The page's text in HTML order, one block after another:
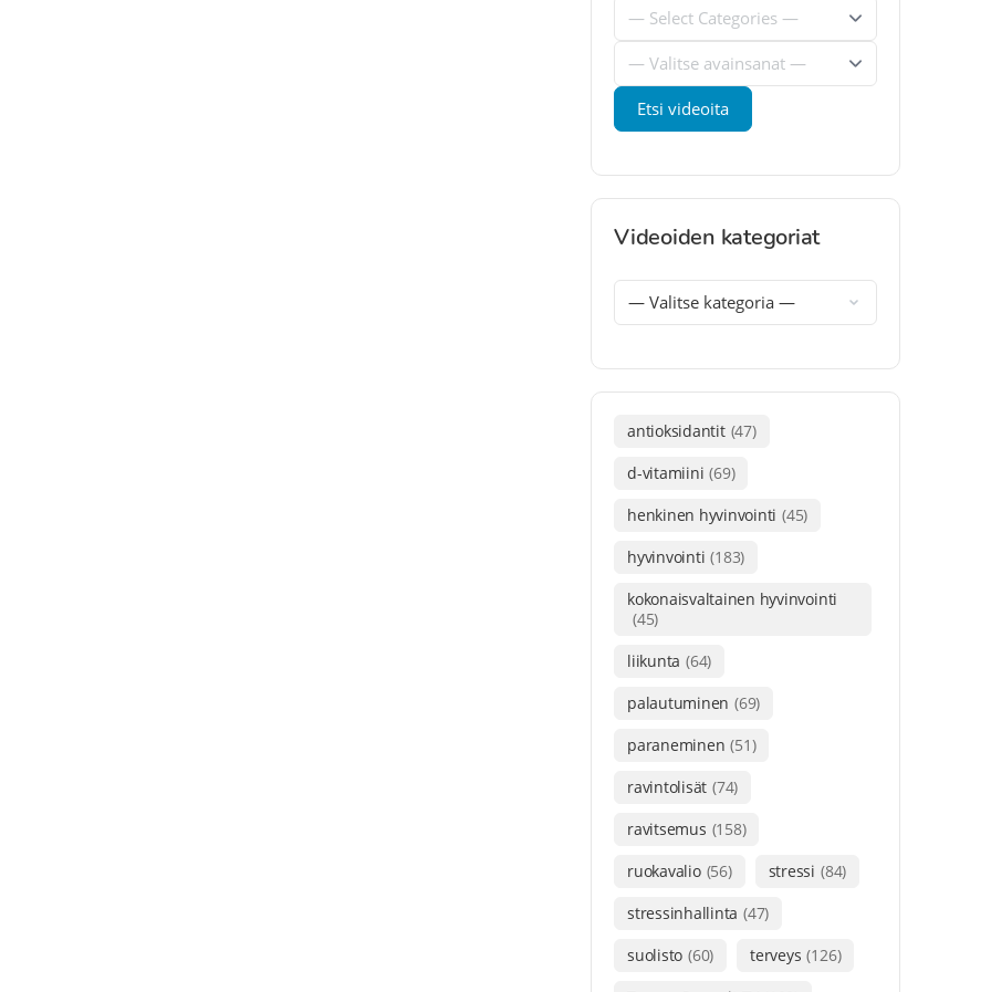
Videoiden kategoriat
antioksidantit (47)
d-vitamiini (69)
henkinen hyvinvointi (45)
hyvinvointi (183)
kokonaisvaltainen hyvinvointi
(45)
liikunta (64)
palautuminen (69)
paraneminen (51)
ravintolisät (74)
ravitsemus (158)
ruokavalio (56) stressi (84)
stressinhallinta (47)
suolisto (60) terveys (126)